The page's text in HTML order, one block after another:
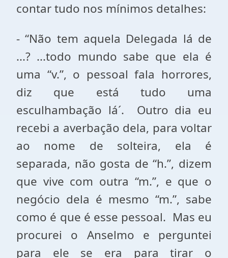
contar tudo nos mínimos detalhes:
- “Não tem aquela Delegada lá de
...? ...todo mundo sabe que ela é
uma “v.”, o pessoal fala horrores,
diz que está tudo uma
esculhambação lá´. Outro dia eu
recebi a averbação dela, para voltar
ao nome de solteira, ela é
separada, não gosta de “h.”, dizem
que vive com outra “m.”, e que o
negócio dela é mesmo “m.”, sabe
como é que é esse pessoal. Mas eu
procurei o Anselmo e perguntei
para ele se era para tirar o